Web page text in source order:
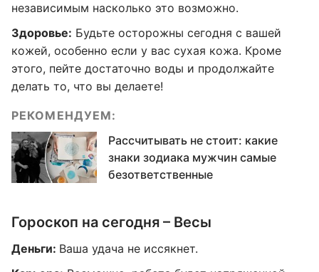
независимым насколько это возможно.
Здоровье: Будьте осторожны сегодня с вашей
кожей, особенно если у вас сухая кожа. Кроме
этого, пейте достаточно воды и продолжайте
делать то, что вы делаете!
РЕКОМЕНДУЕМ:
Рассчитывать не стоит: какие
знаки зодиака мужчин самые
безответственные
Гороскоп на сегодня – Весы
Деньги: Ваша удача не иссякнет.